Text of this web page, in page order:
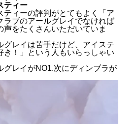
ティー
ティーの評判がとてもよく「ア
ラブのアールグレイでなければ
をたくさんいただいていま
グレイは苦手だけど、アイステ
き！」という人もいらっしゃい
グレイがNO1.次にディンブラが